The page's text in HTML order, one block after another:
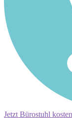
Jetzt Bürostuhl